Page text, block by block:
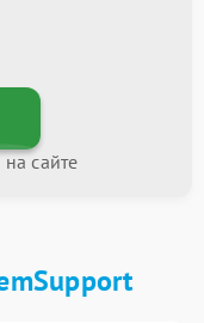
сайте